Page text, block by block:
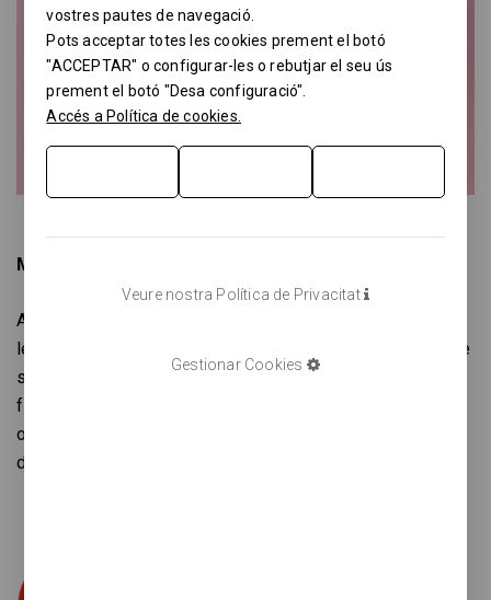
MMMMITJONS (2021)
Aquest disseny parta de cooperació i suport mutu sota el
lema “JUNTES ARRIBEM MÉS LLUNY”, en un estampat de
sones que es sostenen i s’aixequen les unes a les altres
fins arribar a dalt de tot. L’elaboració és a partir de cotó
orgànic, seguint els processos ecològics dels companys
de Happori.
vostres pautes de navegació.
Pots acceptar totes les cookies prement el botó
"ACCEPTAR" o configurar-les o rebutjar el seu ús
prement el botó "Desa configuració".
Accés a Política de cookies.
Veure nostra Política de Privacitat
Gestionar Cookies